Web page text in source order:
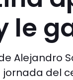
le
Alejandro
del